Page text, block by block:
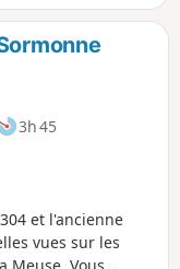
fables assorties
fleuri avec
3h 45
et l'ancienne
vues sur les